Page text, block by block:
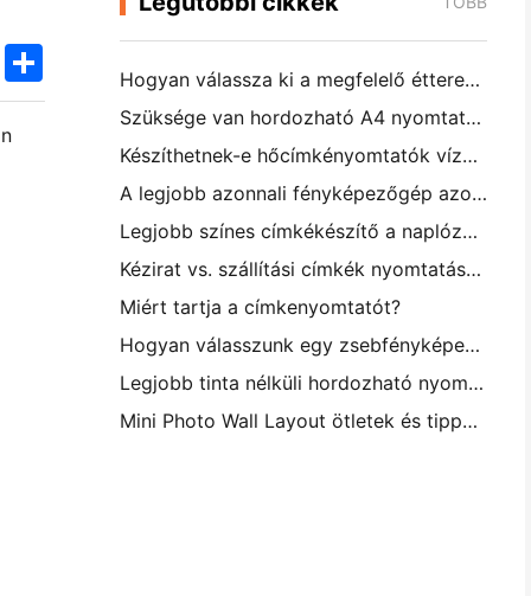
TwitterShare
Hogyan válassza ki a megfelelő étterem szoftvert a kis vagy középméretű étteremhez
Szüksége van hordozható A4 nyomtatóra a raktári számlákhoz? Mi valójában működik
Készíthetnek-e hőcímkényomtatók vízálló címkéket kisvállalkozási termékekhez?
A legjobb azonnali fényképezőgép azoknak a kezdőknek, akik nem akarnak papírt pazarolni
Legjobb színes címkékészítő a naplózáshoz és a scrapbooking-hez: több szín minden oldalhoz
Kézirat vs. szállítási címkék nyomtatása: tippek a kisvállalkozásoknak 2026-ban
Miért tartja a címkenyomtatót?
Hogyan válasszunk egy zsebfényképes nyomtatót: Teljes útmutató a naplózáshoz, utazáshoz és az iPhone-felhasználókhoz
Legjobb tinta nélküli hordozható nyomtató utazáshoz, iskolához és mobil munkához: Hanin MT620 Pro felülvizsgálat
Mini Photo Wall Layout ötletek és tippek a hálószoba és a kollégium díszítése